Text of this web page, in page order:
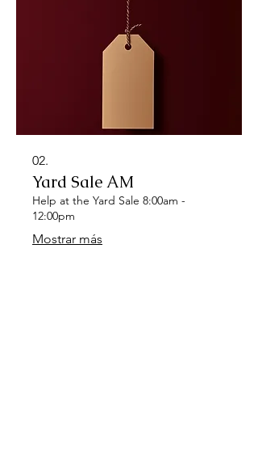
02.
Yard Sale AM
Help at the Yard Sale 8:00am -
12:00pm
Mostrar más